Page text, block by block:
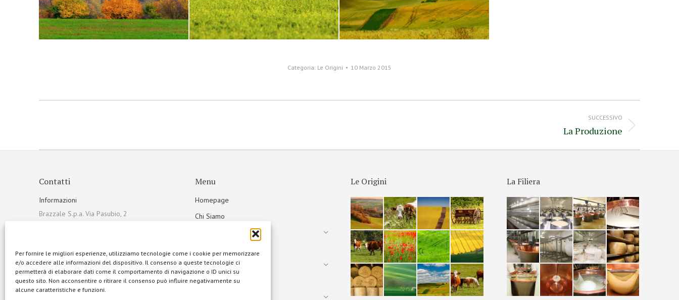
Per fornire le migliori esperienze, utilizziamo tecnologie come i cookie per memorizzare
e/o accedere alle informazioni del dispositivo. Il consenso a queste tecnologie ci
permetterà di elaborare dati come il comportamento di navigazione o ID unici su
questo sito. Non acconsentire o ritirare il consenso può influire negativamente su
alcune caratteristiche e funzioni.
Categoria: Le Origini 10 Marzo 2015
SUCCESSIVO
La Produzione
Contatti
Informazioni
Brazzale S.p.a. Via Pasubio, 2
+39 0445 313900
Mail
info@brazzale.com
Menu
Homepage
Chi Siamo
Galleria fotografica
Ricette
Le Origini La Filiera